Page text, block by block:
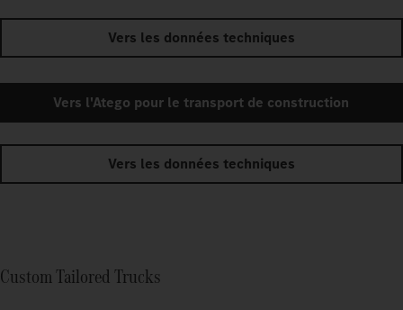
Vers les données techniques
Vers l'Atego pour le transport de construction
Vers les données techniques
Custom Tailored Trucks